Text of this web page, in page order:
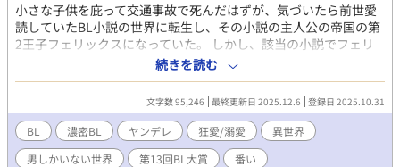
小さな子供を庇って交通事故で死んだはずが、気づいたら前世愛
読していたBL小説の世界に転生し、その小説の主人公の帝国の第
2王子フェリックスになっていた。 しかし、該当の小説でフェリ
ックスは下級貴族の子ということで家族から冷遇された上に政略
結婚した隣国の国王エリアスから初夜に「お前を愛するつもりは
ない」と言われて冷遇されるといういわゆるドアマット系ヒーロ
ーだった。 どうせなら、特に波風のないラブコメBLの世界に生ま
れ変わりたかったが仕方ない。 しかし、フェリックスのように酷
い冷遇に耐えきれるメンタルは温室育ちの日本人にはないし、結
末を読む前に死んだのでフェリックスを救うであろう運命の相手
続きを読む
文字数 95,246 最終更新日 2025.12.6 登録日 2025.10.31
BL 濃密BL ヤンデレ 狂愛/溺愛
異世界
男しかいない世界
第13回BL大賞 番い